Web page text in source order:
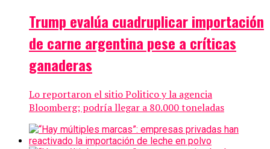
Trump evalúa cuadruplicar importación
de carne argentina pese a críticas
ganaderas
Lo reportaron el sitio Politico y la agencia
Bloomberg; podría llegar a 80.000 toneladas